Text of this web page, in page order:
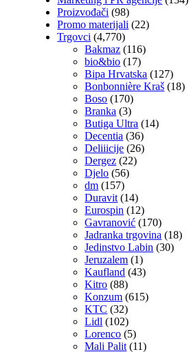
Proizvođači (98)
Promo materijali (22)
Trgovci (4,770)
Bakmaz (116)
bio&bio (17)
Bipa Hrvatska (127)
Bonbonnière Kraš (18)
Boso (170)
Branka (3)
Butiga Ultra (14)
Decentia (36)
Deliiicije (26)
Dergez (22)
Djelo (56)
dm (157)
Duravit(14)
Eurospin (12)
Gavranović (170)
Jadranka trgovina (18)
Jedinstvo Labin (30)
Jeruzalem (1)
Kaufland (43)
Kitro (88)
Konzum (615)
KTC (32)
Lidl (102)
Lorenco (5)
Mali Palit(11)